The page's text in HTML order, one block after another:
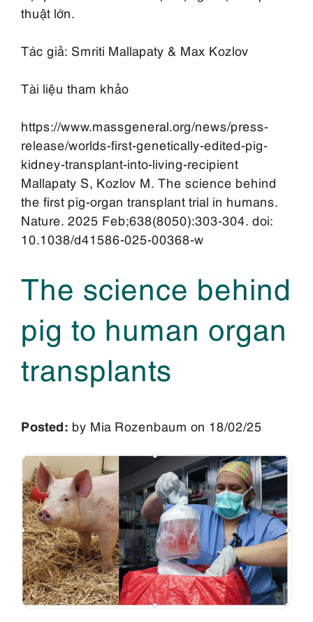
thuật lớn.
Tác giả: Smriti Mallapaty & Max Kozlov
Tài liệu tham khảo
https://www.massgeneral.org/news/press-
release/worlds-first-genetically-edited-pig-
kidney-transplant-into-living-recipient
Mallapaty S, Kozlov M. The science behind
the first pig-organ transplant trial in humans.
Nature. 2025 Feb;638(8050):303-304. doi:
10.1038/d41586-025-00368-w
The science behind
pig to human organ
transplants
Posted: by Mia Rozenbaum on 18/02/25